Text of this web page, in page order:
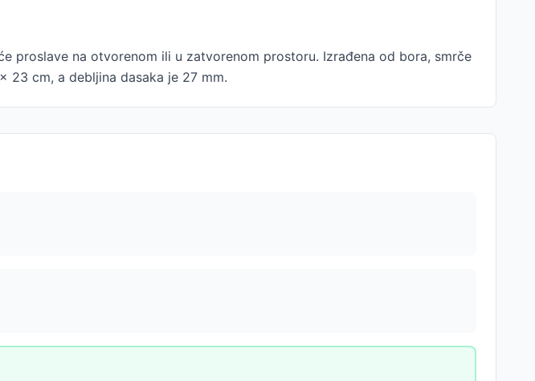
proslave na otvorenom ili u zatvorenom prostoru. Izrađena od bora, smrče
23 cm, a debljina dasaka je 27 mm.